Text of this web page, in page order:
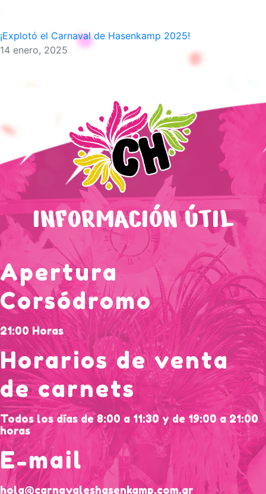
¡Explotó el Carnaval de Hasenkamp 2025!
14 enero, 2025
INFORMACIÓN ÚTIL
Apertura
Corsódromo
21:00 Horas
Horarios de venta
de carnets
Todos los días de 8:00 a 11:30 y de 19:00 a 21:00
horas
E-mail
hola@carnavaleshasenkamp.com.ar